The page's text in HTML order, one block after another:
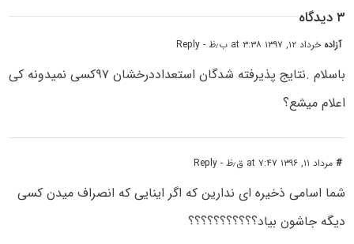
۳ دیدگاه
آزاده خرداد ۱۲, ۱۳۹۷ at ۳:۳۸ ب٫ظ - Reply
باسلام .نتایج پذیرفته شدگان استعداددرخشان ۹۷کسی نمیدونه کی
اعلام میشع؟
#مرداد ۱۱, ۱۳۹۶ at ۷:۴۷ ق٫ظ - Reply
شما اسامی ذخیره ای ندارین که اگر اینایی که انصراف میدن کسی
دیگه جاشون بیاد؟؟؟؟؟؟؟؟؟؟؟